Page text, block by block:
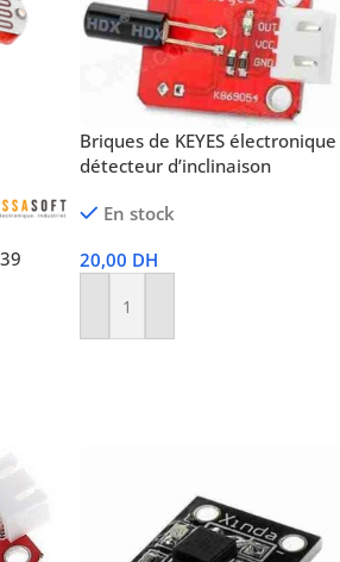
Briques de KEYES électronique
détecteur d’inclinaison
En stock
20,00 DH
Ajouter Au Panier